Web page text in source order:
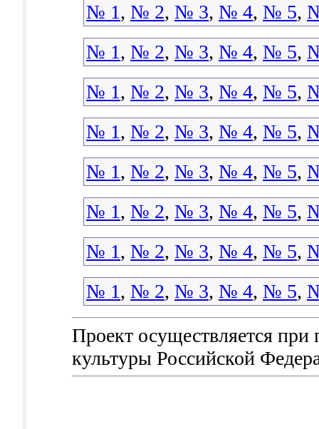
№ 1, № 2, № 3, № 4, № 5,
№ 1, № 2, № 3, № 4, № 5,
№ 1, № 2, № 3, № 4, № 5,
№ 1, № 2, № 3, № 4, № 5,
№ 1, № 2, № 3, № 4, № 5,
№ 1, № 2, № 3, № 4, № 5,
№ 1, № 2, № 3, № 4, № 5,
№ 1, № 2, № 3, № 4, № 5,
Проект осуществляется
культуры Российской